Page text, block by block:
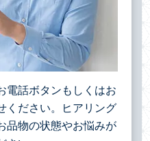
電話ボタンもしくはお
ください。ヒアリング
品物の状態やお悩みが